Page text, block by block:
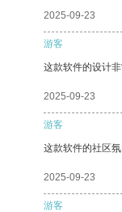
2025-09-23
游客
这款软件的设计
2025-09-23
游客
这款软件的社区
2025-09-23
游客